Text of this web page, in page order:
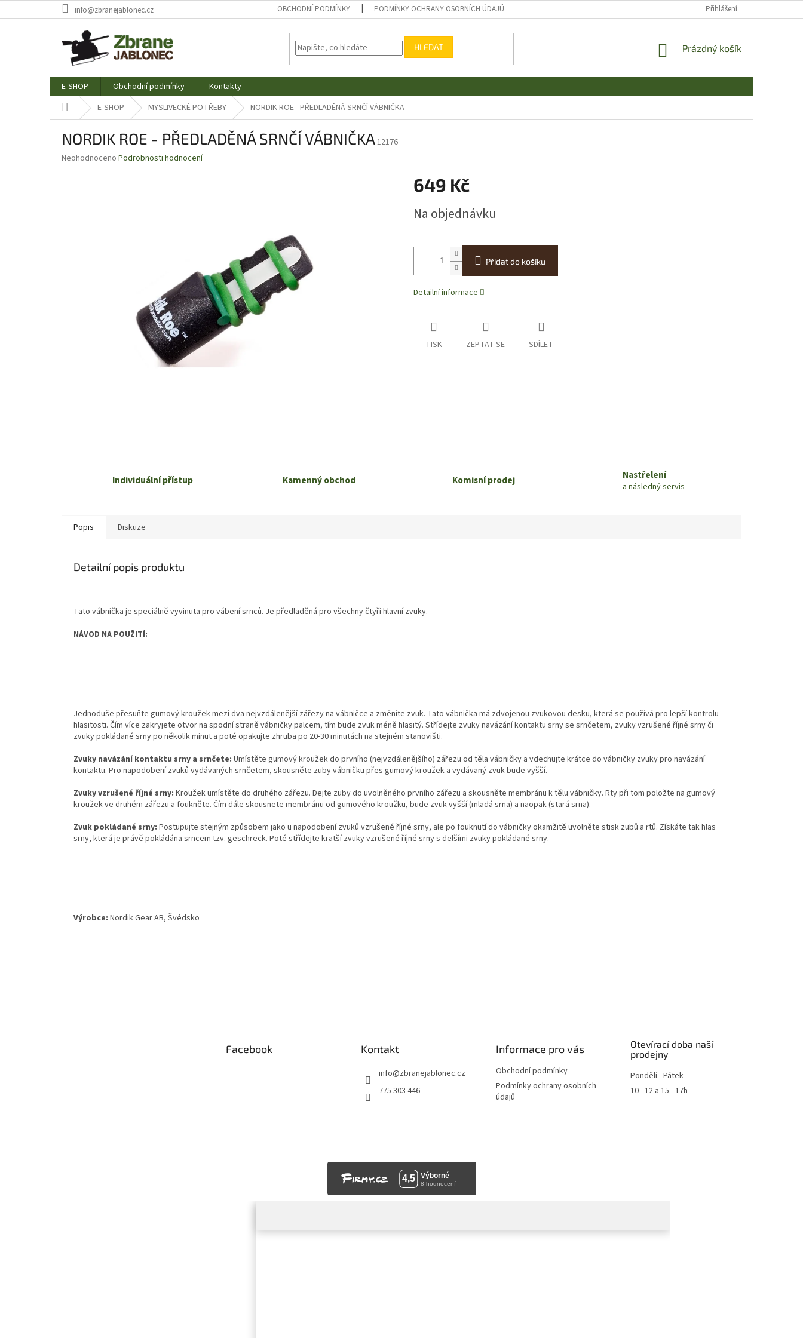
na
info@zbranejablonec.cz OBCHODNÍ PODMÍNKY PODMÍNKY OCHRANY OSOBNÍCH ÚDAJŮ Přihlášení
HLEDAT
NÁKUPNÍ
Prázdný košík
E-SHOP Obchodní podmínky
Kontakty
Domů E-SHOP MYSLIVECKÉ POTŘEBY NORDIK ROE - PŘEDLADĚNÁ SRNČÍ VÁBNIČKA
NORDIK ROE - PŘEDLADĚNÁ SRNČÍ VÁBNIČKA12176
Průměrné
Neohodnoceno Podrobnosti hodnocení
649 Kč
cena:
Na objednávku
Přidat do košíku
Detailní informace
TISK ZEPTAT SE SDÍLET
Individuální přístup Kamenný obchod Komisní prodej Nastřelení
a následný servis
Popis Diskuze
Detailní popis produktu
Tato vábnička je speciálně vyvinuta pro vábenísrnců. Je předladěná pro všechny čtyři hlavní zvuky.
NÁVOD NA POUŽITÍ:
Jednoduše přesuňte gumový kroužek mezi dva nejvzdálenější zářezy na vábničce a změníte zvuk. Tato vábnička má zdvojenou zvukovou desku, která se používá pro lepší kontrolu
hlasitosti. Čím více zakryjete otvor na spodní straně vábničky palcem, tím bude zvuk méně hlasitý. Střídejte zvuky navázání kontaktu srny se srnčetem, zvuky vzrušené říjné srny či
zvuky pokládané srny po několik minut a poté opakujte zhruba po 20-30 minutách na stejném stanovišti.
Zvuky navázání kontaktu srny a srnčete: Umístěte gumový kroužek do prvního (nejvzdálenějšího) zářezu od těla vábničky a vdechujte krátce do vábničky zvuky pro navázání
kontaktu. Pro napodobení zvuků vydávaných srnčetem, skousněte zuby vábničku přes gumový kroužek a vydávaný zvuk bude vyšší.
Zvuky vzrušené říjné srny: Kroužek umístěte do druhého zářezu. Dejte zuby do uvolněného prvního zářezu a skousněte membránu k tělu vábničky. Rty při tom položte na gumový
kroužek ve druhém zářezu a foukněte. Čím dále skousnete membránu od gumového kroužku, bude zvuk vyšší (mladá srna) a naopak (stará srna).
Zvuk pokládané srny: Postupujte stejným způsobem jako u napodobení zvuků vzrušené říjné srny, ale po fouknutí do vábničky okamžitě uvolněte stisk zubů a rtů. Získáte tak hlas
srny, která je právě pokládána srncem tzv. geschreck. Poté střídejte kratší zvuky vzrušené říjné srny s delšími zvuky pokládané srny.
Výrobce: NordikGearAB, Švédsko
Facebook Kontakt
info@zbranejablonec.cz
775 303 446
Informace pro vás
Obchodní podmínky
Podmínky ochrany osobních
údajů
Otevírací doba naší
prodejny
Pondělí - Pátek
10 - 12 a 15 - 17h